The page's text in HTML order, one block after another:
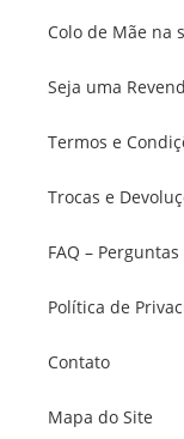
Colo de Mãe na
Seja uma
Termos e
Trocas e
FAQ –
Política de
Contato
Mapa do Site